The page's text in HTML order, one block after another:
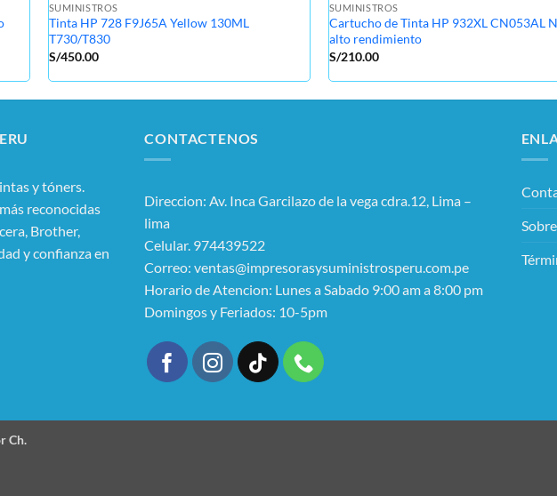
SUMINISTROS
Tinta HP 728 F9J65A Yellow 130ML
T730/T830
S/450.00
SUMINISTROS
Cartucho de Tinta HP 932XL CN053AL
alto rendimiento
S/210.00
y tóners.
reconocidas
Brother,
y confianza en
CONTACTENOS
Direccion: Av. Inca Garcilazo de la vega cdra.12, Lima –
lima
Celular. 974439522
Correo: ventas@impresorasysuministrosperu.com.pe
Horario de Atencion: Lunes a Sabado 9:00 am a 8:00 pm
Domingos y Feriados: 10-5pm
Ch.